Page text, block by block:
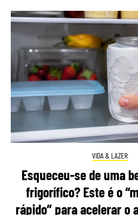
VIDA & LAZER
Esqueceu-se de uma
frigorífico? Este é o
rápido” para acelerar o